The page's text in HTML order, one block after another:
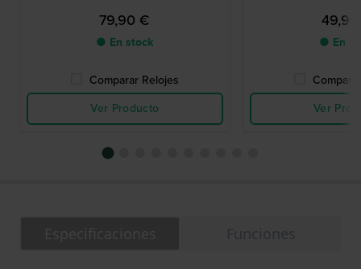
79,90 €
● En stock
Comparar Relojes
Ver Producto
● En
Ver